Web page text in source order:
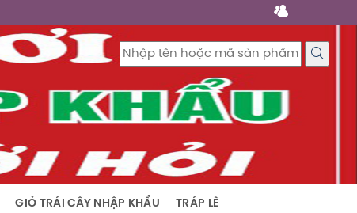
GIỎ TRÁI CÂY NHẬP KHẨU TRÁP LỄ